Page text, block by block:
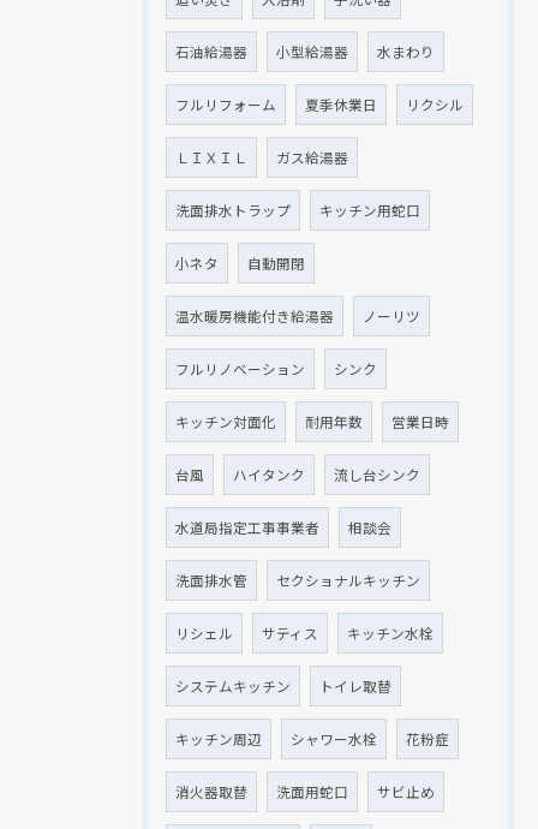
石油給湯器 小型給湯器 水まわり
フルリフォーム 夏季休業日 リクシル
ＬＩＸＩＬ ガス給湯器
洗面排水トラップ キッチン用蛇口
小ネタ 自動開閉
温水暖房機能付き給湯器 ノーリツ
フルリノベーション シンク
キッチン対面化 耐用年数 営業日時
台風 ハイタンク 流し台シンク
水道局指定工事事業者 相談会
洗面排水管 セクショナルキッチン
リシェル サティス キッチン水栓
システムキッチン トイレ取替
キッチン周辺 シャワー水栓 花粉症
消火器取替 洗面用蛇口 サビ止め